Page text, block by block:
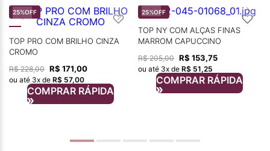
25%OFF
TOP PRO COM BRILHO CINZA
CROMO
R$ 228,00 R$ 171,00
ou até 3x de R$ 57,00
COMPRAR RÁPIDA
25%OFF
TOP NY COM ALÇAS FINAS
MARROM CAPUCCINO
R$ 205,00 R$ 153,75
ou até 3x de R$ 51,25
COMPRAR RÁPIDA